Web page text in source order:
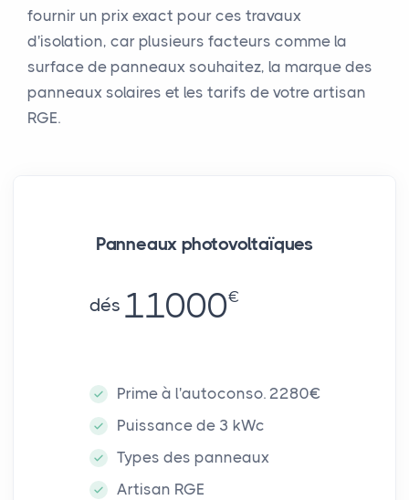
fournir un prix exact pour ces travaux
d'isolation, car plusieurs facteurs comme la
surface de panneaux souhaitez, la marque des
panneaux solaires et les tarifs de votre artisan
RGE.
Panneaux photovoltaïques
dés 11000€
Prime à l'autoconso. 2280€
Puissance de 3 kWc
Types des panneaux
Artisan RGE